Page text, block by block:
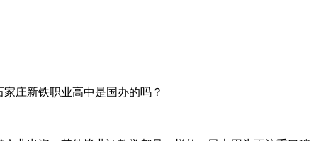
庄新铁职业高中是国办的吗？